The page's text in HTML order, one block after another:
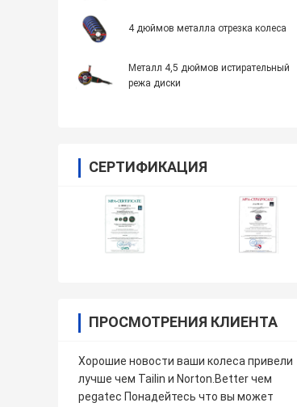
4 дюймов металла отрезка колеса
Металл 4,5 дюймов истирательный
режа диски
СЕРТИФИКАЦИЯ
ПРОСМОТРЕНИЯ КЛИЕНТА
Хорошие новости ваши колеса привели
лучше чем Tailin и Norton.Better чем
pegatec Понадейтесь что вы может